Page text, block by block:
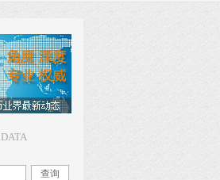
DATA
查询